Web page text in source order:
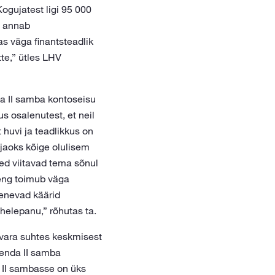
ligi 95 000
väga finantsteadlik
ütles LHV
II samba kontoseisu
osalenutest, et neil
ja teadlikkus on
kõige olulisem
viitavad tema sõnul
toimub väga
käärid
rõhutas ta.
suhtes keskmisest
II samba
sambasse on üks